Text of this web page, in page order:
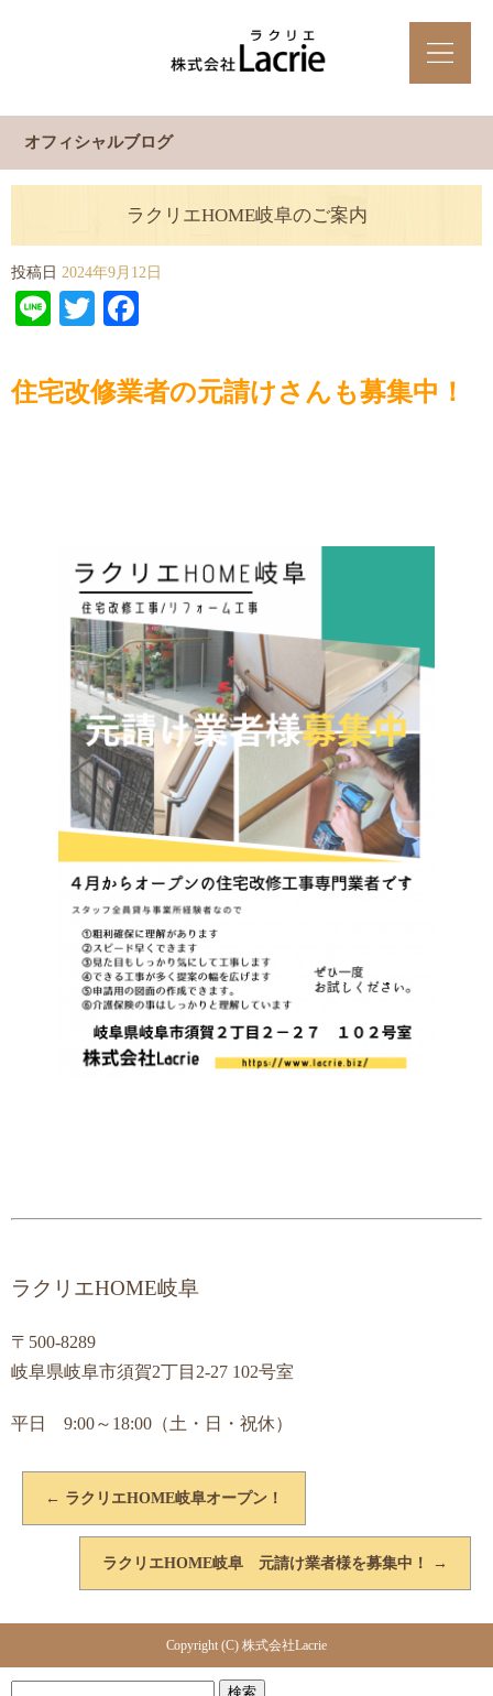
オフィシャルブログ
ラクリエHOME岐阜のご案内
投稿日 2024年9月12日
LineTwitter
住宅改修業者の元請けさんも募集中！
ラクリエHOME岐阜
〒500-8289
岐阜県岐阜市須賀2丁目2-27 102号室
平日 9:00～18:00（土・日・祝休）
← ラクリエHOME岐阜オープン！
ラクリエHOME岐阜 元請け業者様を募集中！ →
Copyright (C) 株式会社Lacrie